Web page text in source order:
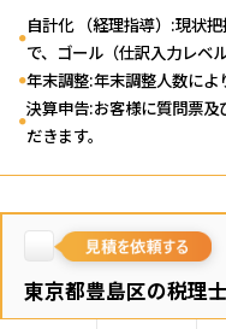
自計化 （経理指導）:現状
で、ゴール（仕訳入力レベ
年末調整:年末調整人数に
決算申告:お客様に質問票
だきます。
東京都豊島区の税理士